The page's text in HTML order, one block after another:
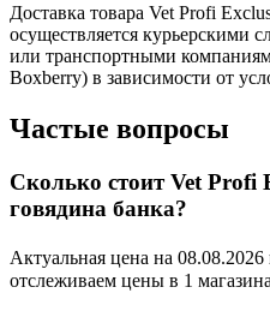
Доставка товара Vet Profi
осуществляется курьерскими
или транспортными
Boxberry) в зависимости от
Частые вопросы
Сколько стоит Vet Profi
говядина банка?
Актуальная цена на
отслеживаем цены в 1